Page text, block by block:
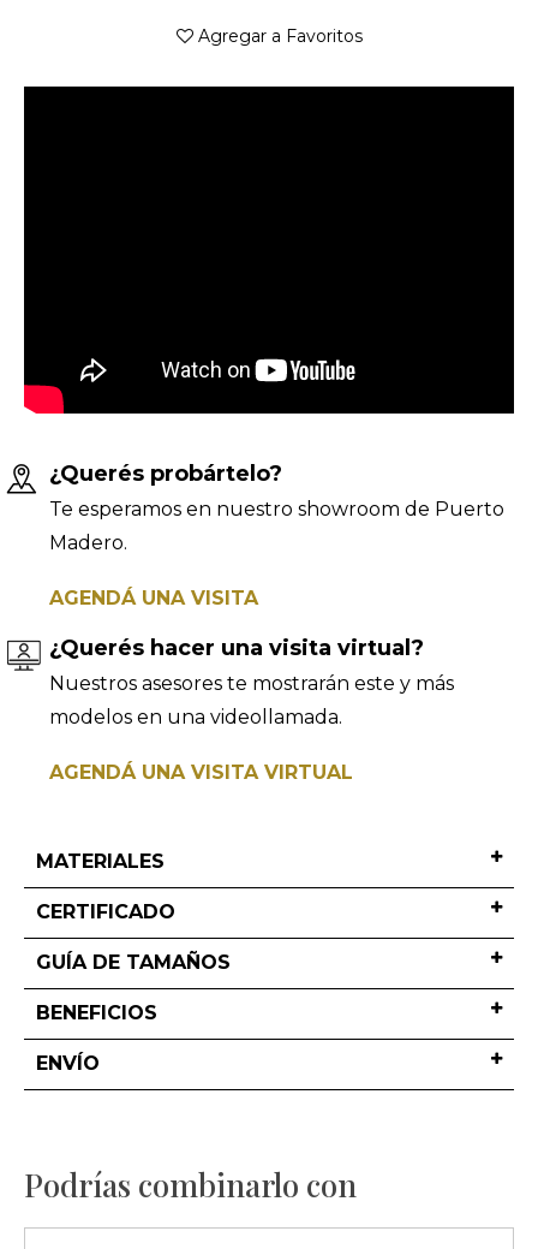
Agregar a Favoritos
¿Querés probártelo?
Te esperamos en nuestro showroom de Puerto
Madero.
AGENDÁ UNA VISITA
¿Querés hacer una visita virtual?
Nuestros asesores te mostrarán este y más
modelos en una videollamada.
AGENDÁ UNA VISITA VIRTUAL
MATERIALES
CERTIFICADO
GUÍA DE TAMAÑOS
BENEFICIOS
ENVÍO
Podrías combinarlo con